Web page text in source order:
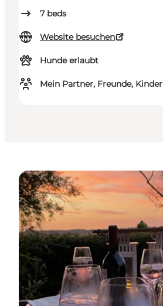
7 beds
Website besuchen
Hunde erlaubt
Mein Partner, Freunde, Kinder